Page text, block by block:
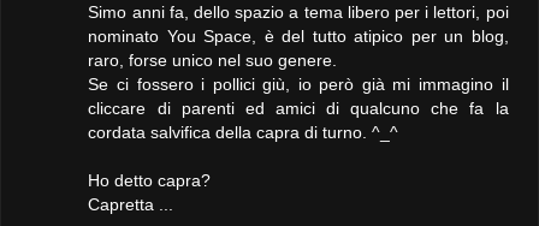
Simo anni fa, dello spazio a tema libero per i lettori, poi
nominato You Space, è del tutto atipico per un blog,
raro, forse unico nel suo genere.
Se ci fossero i pollici giù, io però già mi immagino il
cliccare di parenti ed amici di qualcuno che fa la
cordata salvifica della capra di turno. ^_^
Ho detto capra?
Capretta ...